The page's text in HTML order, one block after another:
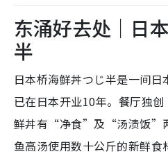
东涌好去处｜日
半
日本桥海鲜丼つじ半是一间日
已在日本开业10年。餐厅独
鲜丼有“净食”及“汤渍饭”
鱼高汤使用数十公斤的新鲜食